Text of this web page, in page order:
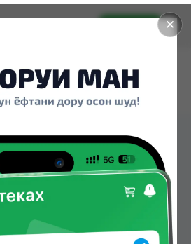
✕
Установить
75